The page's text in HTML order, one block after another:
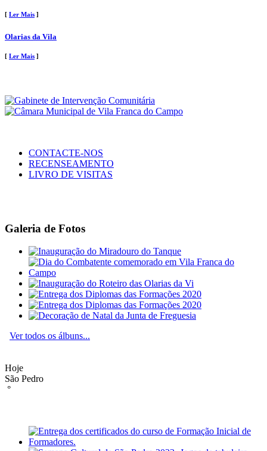
[ Ler Mais ]
Olarias da Vila
[ Ler Mais ]
CONTACTE-NOS
RECENSEAMENTO
LIVRO DE VISITAS
Galeria de Fotos
Ver todos os álbuns...
Hoje
São Pedro
°